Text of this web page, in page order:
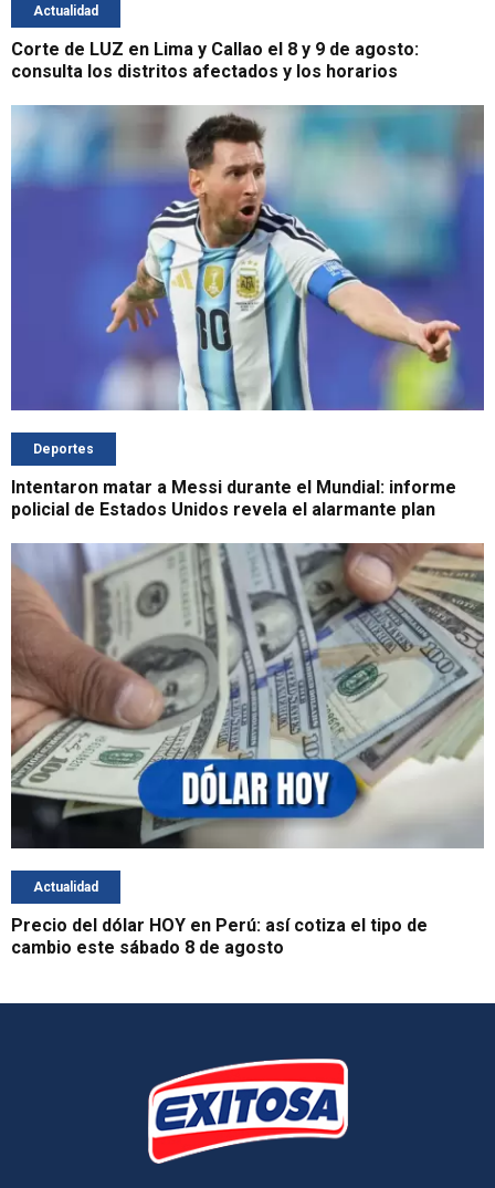
Actualidad
Corte de LUZ en Lima y Callao el 8 y 9 de agosto:
consulta los distritos afectados y los horarios
Deportes
Intentaron matar a Messi durante el Mundial: informe
policial de Estados Unidos revela el alarmante plan
Actualidad
Precio del dólar HOY en Perú: así cotiza el tipo de
cambio este sábado 8 de agosto